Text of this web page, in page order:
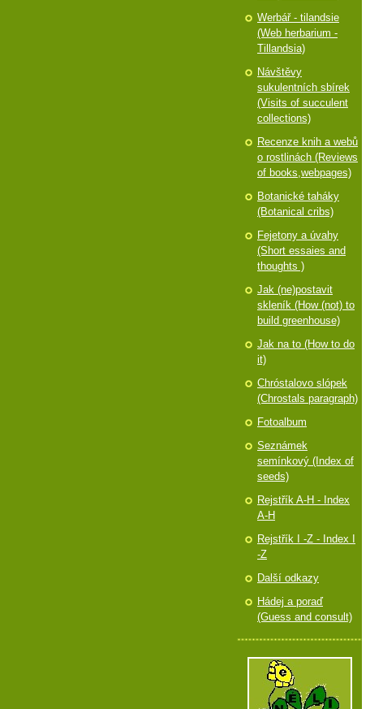
Werbář - tilandsie
(Web herbarium -
Tillandsia)
Návštěvy
sukulentních sbírek
(Visits of succulent
collections)
Recenze knih a webů
o rostlinách (Reviews
of books,webpages)
Botanické taháky
(Botanical cribs)
Fejetony a úvahy
(Short essaies and
thoughts )
Jak (ne)postavit
skleník (How (not) to
build greenhouse)
Jak na to (How to do
it)
Chróstalovo slópek
(Chrostals paragraph)
Fotoalbum
Seznámek
semínkový (Index of
seeds)
Rejstřík A-H - Index
A-H
Rejstřík I -Z - Index I
-Z
Další odkazy
Hádej a poraď
(Guess and consult)